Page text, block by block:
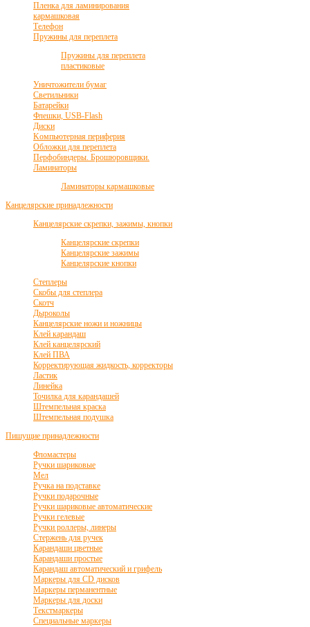
Пленка для ламинирования
кармашковая
Телефон
Пружины для переплета
Пружины для переплета
пластиковые
Уничтожители бумаг
Светильники
Батарейки
Флешки, USB-Flash
Диски
Kомпьютерная периферия
Обложки для переплета
Перфобиндеры. Брошюровщики.
Ламинаторы
Ламинаторы кармашковые
Канцелярские принадлежности
Канцелярские скрепки, зажимы, кнопки
Канцелярские скрепки
Канцелярские зажимы
Канцелярские кнопки
Степлеры
Скобы для степлера
Скотч
Дыроколы
Канцелярские ножи и ножницы
Клей карандаш
Клей канцелярский
Клей ПВА
Корректирующая жидкость, корректоры
Ластик
Линейка
Точилка для карандашей
Штемпельная краска
Штемпельная подушка
Пишущие принадлежности
Фломастеры
Ручки шариковые
Мел
Ручка на подставке
Ручки подарочные
Ручки шариковые автоматические
Ручки гелевые
Ручки роллеры, линеры
Стержень для ручек
Карандаши цветные
Карандаши простые
Карандаш автоматический и грифель
Маркеры для CD дисков
Маркеры перманентные
Маркеры для доски
Текстмаркеры
Специальные маркеры